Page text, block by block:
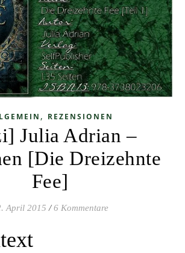
, REZENSIONEN
Julia Adrian –
[Die Dreizehnte
Fee]
April 2015 / 6 Kommentare